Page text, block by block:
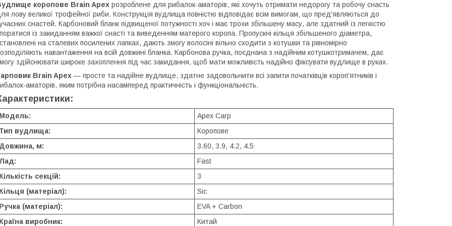
коропове Brain Apex розроблене для рибалок-аматорів, які хочуть отримати недорогу та робочу снасть
лову великої трофейної риби. Конструкція вудлища повністю відповідає всім вимогам, що пред'являються до
снастей. Карбоновий бланк підвищеної потужності хоч і має трохи збільшену масу, але здатний із легкістю
із закиданням важкої снасті та виведенням матерого коропа. Пропускні кільця збільшеного діаметра,
на сталевих посилених лапках, дають змогу волосіні вільно сходити з котушки та рівномірно
навантаження на всій довжині бланка. Карбонова ручка, поєднана з надійним котушкотримачем, дає
здійснювати широке захоплення під час закидання, щоб мати можливість надійно фіксувати вудлище в руках.
Brain Apex — просте та надійне вудлище, здатне задовольнити всі запити початківців короп'ятників і
аматорів, яким потрібна насамперед практичність і функціональність.
Модель:
Apex Carp
Тип вудлища:
Коропове
Довжина, м:
3.60, 3.9, 4.2, 4.5
Лад:
Fast
Кількість секцій:
3
Кільця (матеріал):
Sic
Ручка (матеріал):
EVA + Carbon
Країна виробник:
Китай